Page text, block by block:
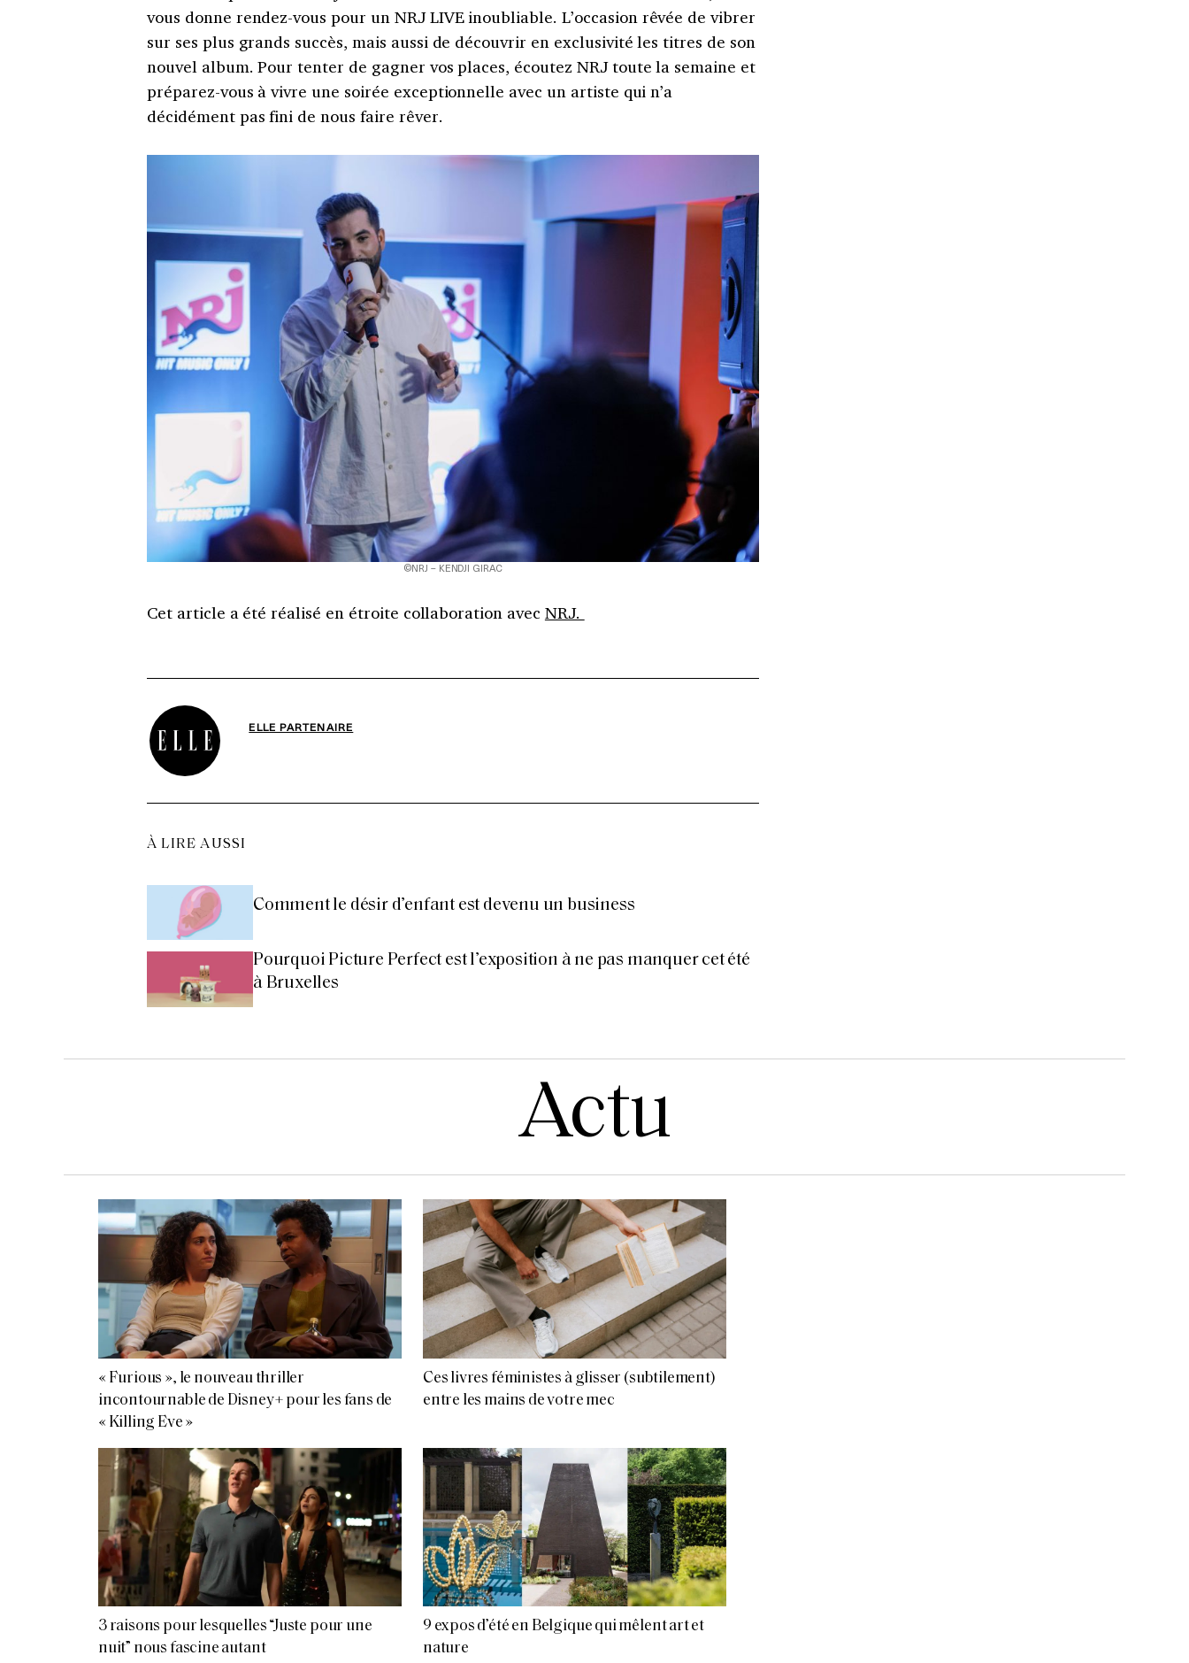
vous donne rendez-vous pour un NRJ LIVE inoubliable. L’occasion rêvée de vibrer
sur ses plus grands succès, mais aussi de découvrir en exclusivité les titres de son
nouvel album. Pour tenter de gagner vos places, écoutez NRJ toute la semaine et
préparez-vous à vivre une soirée exceptionnelle avec un artiste qui n’a
décidément pas fini de nous faire rêver.
©NRJ – KENDJI GIRAC
Cet article a été réalisé en étroite collaboration avec NRJ.
ELLE PARTENAIRE
À LIRE AUSSI
Comment le désir d’enfant est devenu un business
Pourquoi Picture Perfect est l’exposition à ne pas manquer cet été
à Bruxelles
Actu
« Furious », le nouveau thriller
incontournable de Disney+ pour les fans de
« Killing Eve »
Ces livres féministes à glisser (subtilement)
entre les mains de votre mec
3 raisons pour lesquelles “Juste pour une
nuit” nous fascine autant
9 expos d’été en Belgique qui mêlent art et
nature